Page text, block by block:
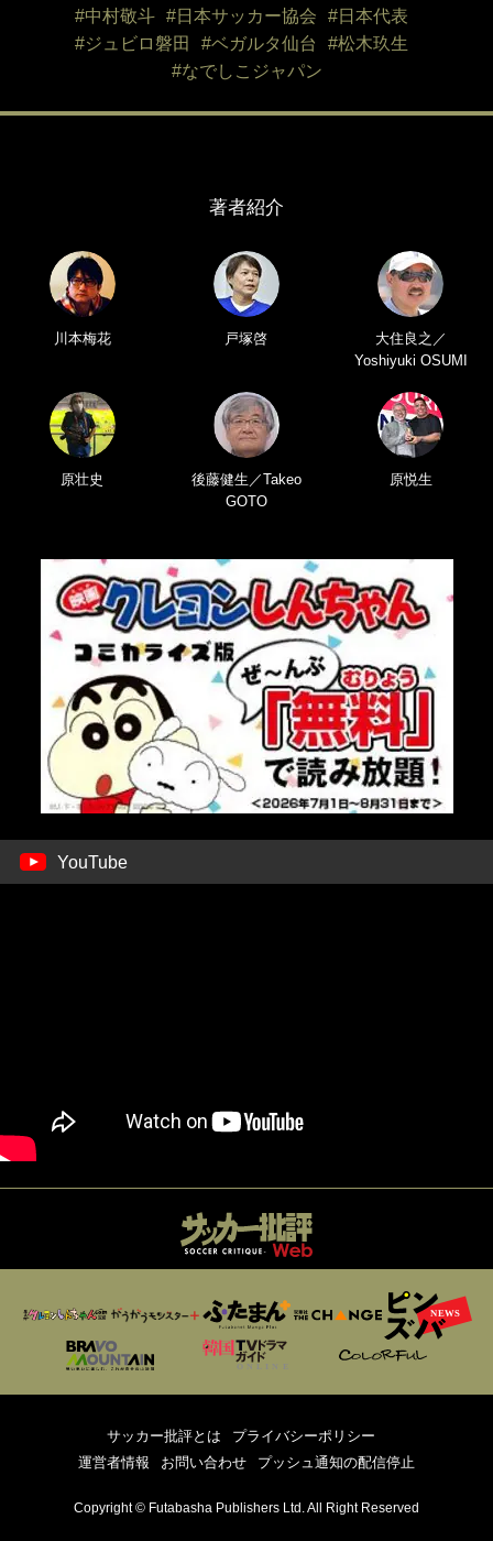
#中村敬斗
#日本サッカー協会
#日本代表
#ジュビロ磐田
#ベガルタ仙台
#松木玖生
#なでしこジャパン
著者紹介
川本梅花 戸塚啓
大住良之／
Yoshiyuki OSUMI
原壮史
後藤健生／Takeo
GOTO
原悦生
YouTube
サッカー批評とは
プライバシーポリシー
運営者情報
お問い合わせ プッシュ通知の配信停止
Copyright © Futabasha Publishers Ltd. All Right Reserved